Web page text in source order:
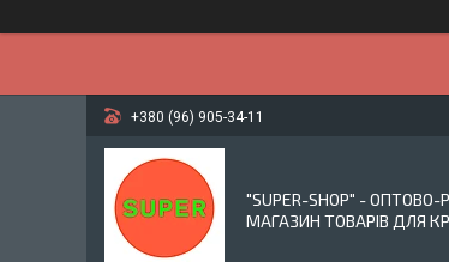
+380 (96) 905-34-11
"SUPER-SHOP" -
МАГАЗИН ТОВАРІВ ДЛЯ